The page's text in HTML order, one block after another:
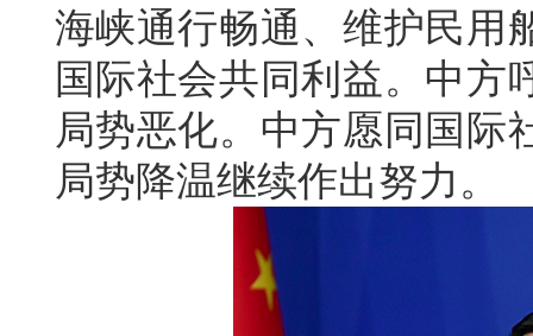
海峡通行畅通、维护民用
国际社会共同利益。中方
局势恶化。中方愿同国际
局势降温继续作出努力。